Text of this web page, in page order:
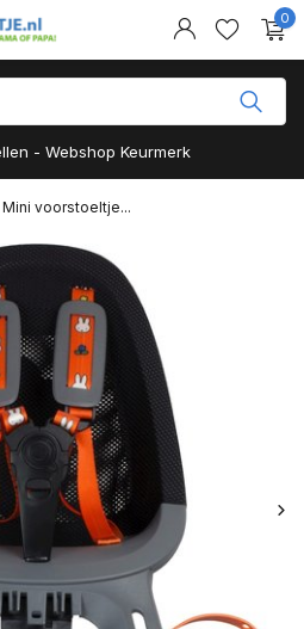
0
- Webshop Keurmerk
Mini voorstoeltje...